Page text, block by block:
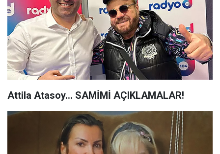
Attila Atasoy... SAMİMİ AÇIKLAMALAR!